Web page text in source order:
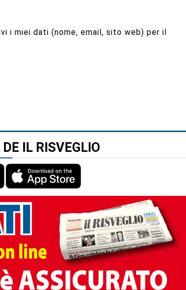
i miei dati (nome, email, sito web) per il
IL RISVEGLIO